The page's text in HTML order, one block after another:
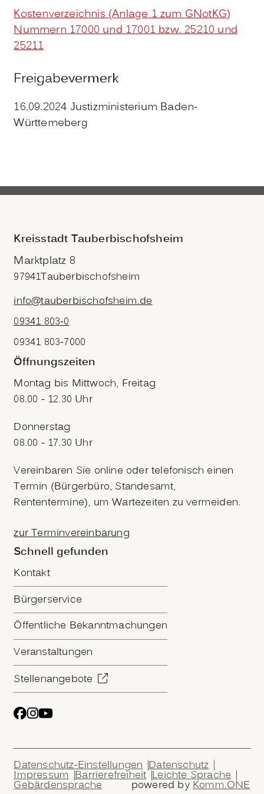
Kostenverzeichnis (Anlage 1 zum GNotKG)
Nummern 17000 und 17001 bzw. 25210 und
25211
Freigabevermerk
16.09.2024 Justizministerium Baden-
Württemeberg
Kreisstadt Tauberbischofsheim
Marktplatz 8
97941Tauberbischofsheim
info@tauberbischofsheim.de
09341 803-0
09341 803-7000
Öffnungszeiten
Montag bis Mittwoch, Freitag
08.00 - 12.30 Uhr
Donnerstag
08.00 - 17.30 Uhr
Vereinbaren Sie online oder telefonisch einen
Termin (Bürgerbüro, Standesamt,
Rententermine), um Wartezeiten zu vermeiden.
zur Terminvereinbarung
Schnell gefunden
Kontakt
Bürgerservice
Öffentliche Bekanntmachungen
Veranstaltungen
Stellenangebote
Datenschutz-Einstellungen Datenschutz
Impressum Barrierefreiheit Leichte Sprache
Gebärdensprache powered by Komm.ONE